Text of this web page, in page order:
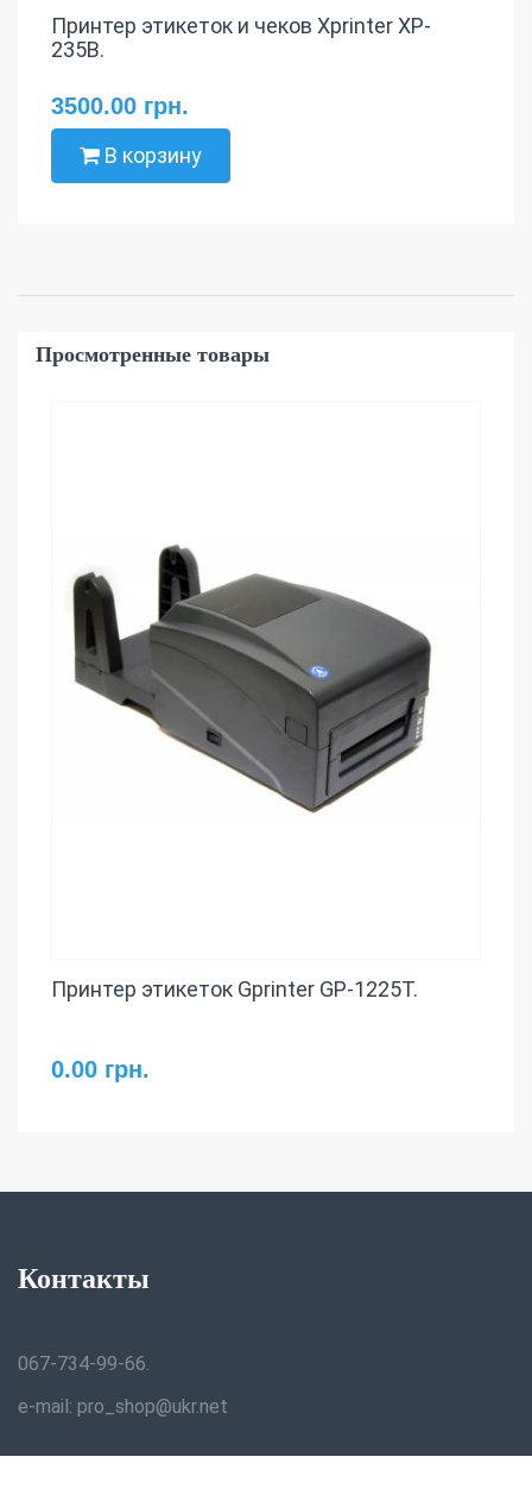
Принтер этикеток и чеков Xprinter XP-
235B.
3500.00 грн.
В корзину
Просмотренные товары
Принтер этикеток Gprinter GP-1225T.
0.00 грн.
Контакты
067-734-99-66.
e-mail: pro_shop@ukr.net